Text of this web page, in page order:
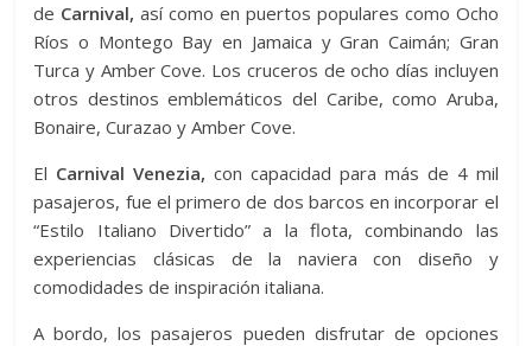
de Carnival, así como en puertos populares como Ocho
Ríos o Montego Bay en Jamaica y Gran Caimán; Gran
Turca y Amber Cove. Los cruceros de ocho días incluyen
otros destinos emblemáticos del Caribe, como Aruba,
Bonaire, Curazao y Amber Cove.
El Carnival Venezia, con capacidad para más de 4 mil
pasajeros, fue el primero de dos barcos en incorporar el
“Estilo Italiano Divertido” a la flota, combinando las
experiencias clásicas de la naviera con diseño y
comodidades de inspiración italiana.
A bordo, los pasajeros pueden disfrutar de opciones